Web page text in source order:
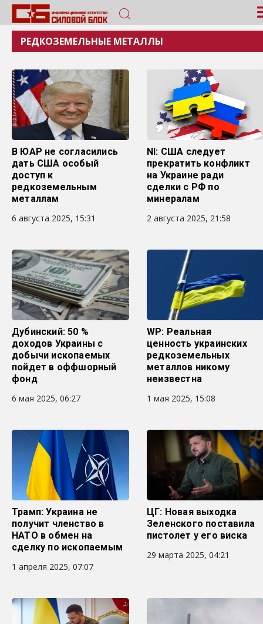
РЕДКОЗЕМЕЛЬНЫЕ МЕТАЛЛЫ
В ЮАР не согласились
дать США особый
доступ к
редкоземельным
металлам
6 августа 2025, 15:31
NI: США следует
прекратить конфликт
на Украине ради
сделки с РФ по
минералам
2 августа 2025, 21:58
Дубинский: 50 %
доходов Украины с
добычи ископаемых
пойдет в оффшорный
фонд
6 мая 2025, 06:27
WP: Реальная
ценность украинских
редкоземельных
металлов никому
неизвестна
1 мая 2025, 15:08
Трамп: Украина не
получит членство в
НАТО в обмен на
сделку по ископаемым
1 апреля 2025, 07:07
ЦГ: Новая выходка
Зеленского поставила
пистолет у его виска
29 марта 2025, 04:21